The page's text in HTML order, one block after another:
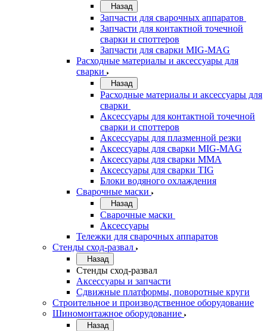
Назад
Запчасти для сварочных аппаратов
Запчасти для контактной точечной
сварки и споттеров
Запчасти для сварки MIG-MAG
Расходные материалы и аксессуары для
сварки
Назад
Расходные материалы и аксессуары для
сварки
Аксессуары для контактной точечной
сварки и споттеров
Аксессуары для плазменной резки
Аксессуары для сварки MIG-MAG
Аксессуары для сварки MMA
Аксессуары для сварки TIG
Блоки водяного охлаждения
Сварочные маски
Назад
Сварочные маски
Аксессуары
Тележки для сварочных аппаратов
Стенды сход-развал
Назад
Стенды сход-развал
Аксессуары и запчасти
Сдвижные платформы, поворотные круги
Строительное и производственное оборудование
Шиномонтажное оборудование
Назад